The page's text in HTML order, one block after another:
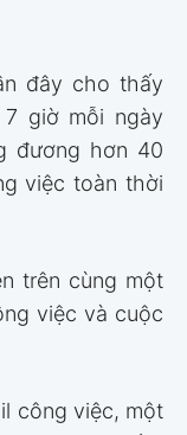
đây cho thấy
giờ mỗi ngày
đương hơn 40
việc toàn thời
trên cùng một
việc và cuộc
công việc, một